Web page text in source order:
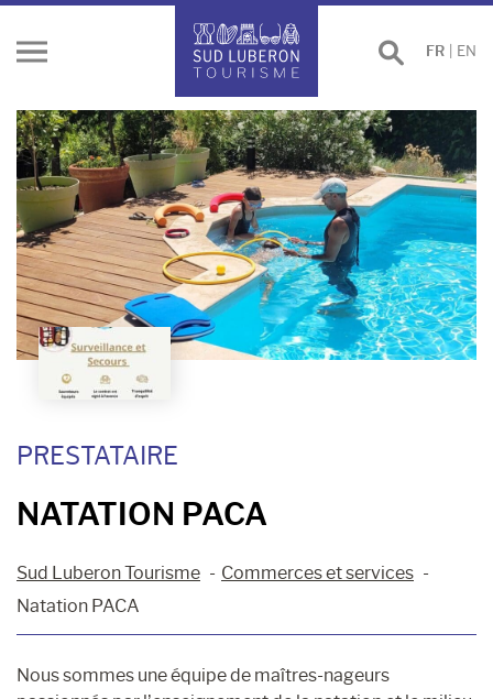
Ouvrir
Effectuer
une
FR EN
PRESTATAIRE
NATATION PACA
Sud Luberon Tourisme
Commerces et services
Natation PACA
Nous sommes une équipe de maîtres-nageurs